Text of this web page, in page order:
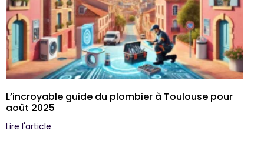
L’incroyable guide du plombier à Toulouse pour
août 2025
Lire l'article